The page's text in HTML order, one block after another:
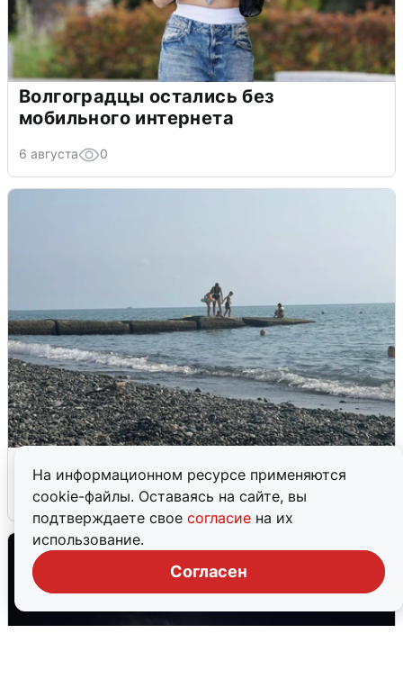
На информационном ресурсе применяются
cookie-файлы. Оставаясь на сайте, вы
подтверждаете свое согласие на их
использование.
Согласен
Волгоградцы остались без
мобильного интернета
6 августа 0
6 августа 0